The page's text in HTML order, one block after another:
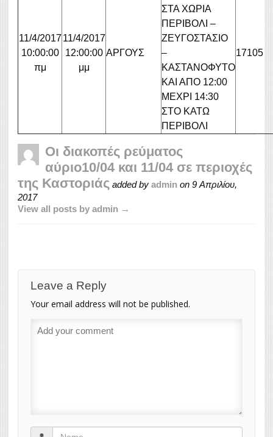
11/4/2017
10:00:00
πμ
11/4/2017
12:00:00
μμ
ΑΡΓΟΥΣ
ΣΤΑ ΧΩΡΙΑ
ΠΕΡΙΒΟΛΙ –
ΖΕΥΓΟΣΤΑΣΙΟ
–
ΚΑΣΤΑΝΟΦΥΤΟ
ΚΑΙ ΑΠΟ 12:00
ΜΕΧΡΙ 14:30
ΣΤΟ ΚΑΤΩ
ΠΕΡΙΒΟΛΙ
17105
Οι διακοπές ρεύματος
αύριο10/04 και 11/04 σε περιοχές
της Καστοριάς added by admin on 9 Απριλίου,
2017
View all posts by admin →
Leave a Reply
Your email address will not be published.